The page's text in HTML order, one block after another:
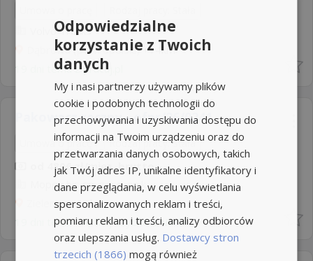
Volvo Trucks
Dąbrowa (pow. opolski)+14km
19 dni temu zpracuj.pl
Pakowacz ręczny - ofpr/26/0241
Umowa o pracę Rodzaj pracy: Stała
od 4806 zł/mies. brutto
Mopex his sp. z o.o. sp.k
Zieleniec+12km
19 dni temu -Aplikuj szybko z Nuzle
Odpowiedzialne
korzystanie z Twoich
danych
My i nasi partnerzy używamy plików
cookie i podobnych technologii do
przechowywania i uzyskiwania dostępu do
informacji na Twoim urządzeniu oraz do
przetwarzania danych osobowych, takich
jak Twój adres IP, unikalne identyfikatory i
dane przeglądania, w celu wyświetlania
spersonalizowanych reklam i treści,
pomiaru reklam i treści, analizy odbiorców
oraz ulepszania usług. Dostawcy stron
trzecich (1866) mogą również